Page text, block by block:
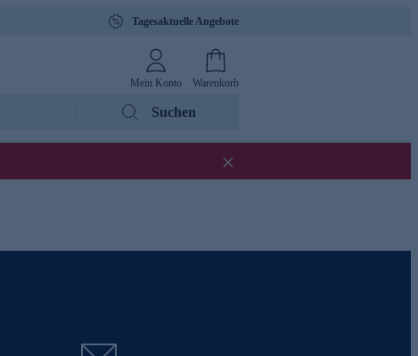
Tagesaktuelle Angebote
Mein Konto Warenkorb
Suchen